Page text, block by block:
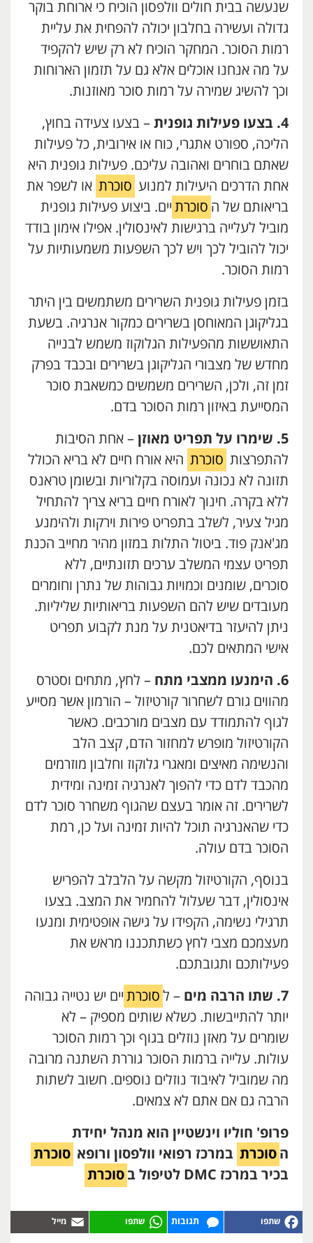
שנעשה בבית חולים וולפסון הוכיח כי ארוחת בוקר
גדולה ועשירה בחלבון יכולה להפחית את עליית
רמות הסוכר. המחקר הוכיח לא רק שיש להקפיד
על מה אנחנו אוכלים אלא גם על תזמון הארוחות
וכך להשיג שמירה על רמות סוכר מאוזנות.
4. בצעו פעילות גופנית
– בצעו צעידה בחוץ,
הליכה, ספורט אתגרי, כוח או אירובית, כל פעילות
שאתם בוחרים ואהובה עליכם. פעילות גופנית היא
אחת הדרכים היעילות למנוע סוכרת או לשפר את
בריאותם של ה סוכרת יים. ביצוע פעילות גופנית
מוביל לעלייה ברגישות לאינסולין. אפילו אימון בודד
יכול להוביל לכך ויש לכך השפעות משמעותיות על
רמות הסוכר.
בזמן פעילות גופנית השרירים משתמשים בין היתר
בגליקוגן המאוחסן בשרירים כמקור אנרגיה. בשעת
התאוששות מהפעילות הגלוקוז משמש לבנייה
מחדש של מצבורי הגליקוגן בשרירים ובכבד בפרק
זמן זה, ולכן, השרירים משמשים כמשאבת סוכר
המסייעת באיזון רמות הסוכר בדם.
5. שימרו על תפריט מאוזן
– אחת הסיבות
להתפרצות סוכרת היא אורח חיים לא בריא הכולל
תזונה לא נכונה ועמוסה בקלוריות ובשומן טראנס
ללא בקרה. חינוך לאורח חיים בריא צריך להתחיל
מגיל צעיר, לשלב בתפריט פירות וירקות ולהימנע
מג'אנק פוד. ביטול התלות במזון מהיר מחייב הכנת
תפריט עצמי המשלב ערכים תזונתיים, ללא
סוכרים, שומנים וכמויות גבוהות של נתרן וחומרים
מעובדים שיש להם השפעות בריאותיות שליליות.
ניתן להיעזר בדיאטנית על מנת לקבוע תפריט
אישי המתאים לכם.
6. הימנעו ממצבי מתח
– לחץ, מתחים וסטרס
מהווים גורם לשחרור קורטיזול – הורמון אשר מסייע
לגוף להתמודד עם מצבים מורכבים. כאשר
הקורטיזול מופרש למחזור הדם, קצב הלב
והנשימה מאיצים ומאגרי גלוקוז וחלבון מוזרמים
מהכבד לדם כדי להפוך לאנרגיה זמינה ומידית
לשרירים. זה אומר בעצם שהגוף משחרר סוכר לדם
כדי שהאנרגיה תוכל להיות זמינה ועל כן, רמת
הסוכר בדם עולה.
בנוסף, הקורטיזול מקשה על הלבלב להפריש
אינסולין, דבר שעלול להחמיר את המצב. בצעו
תרגילי נשימה, הקפידו על גישה אופטימית ומנעו
מעצמכם מצבי לחץ כשתתכננו מראש את
פעילותכם ותגובתכם.
7. שתו הרבה מים – ל סוכרת יים יש נטייה גבוהה
יותר להתייבשות. כשלא שותים מספיק – לא
שומרים על מאזן נוזלים בגוף וכך רמות הסוכר
עולות. עלייה ברמות הסוכר גוררת השתנה מרובה
מה שמוביל לאיבוד נוזלים נוספים. חשוב לשתות
הרבה גם אם אתם לא צמאים.
פרופ' חוליו וינשטיין הוא מנהל יחידת
הסוכרת במרכז רפואי וולפסון ורופא סוכרת
בכיר במרכז DMC לטיפול בסוכרת
תגובות